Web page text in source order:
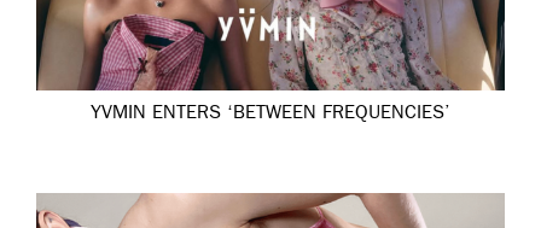
YVMIN ENTERS ‘BETWEEN FREQUENCIES’